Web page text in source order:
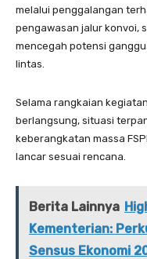
melalui penggalangan
pengawasan jalur konvoi,
mencegah potensi
lintas.
Selama rangkaian
berlangsung, situasi
keberangkatan massa
lancar sesuai rencana.
Berita Lainnya
Kementerian:
Sensus Ekonomi